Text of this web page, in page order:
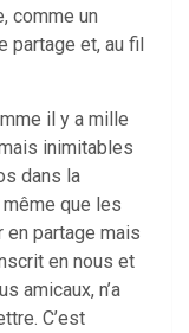
comme un
partage et, au fil
il y a mille
inimitables
dans la
que les
en partage mais
en nous et
amicaux, n’a
C’est